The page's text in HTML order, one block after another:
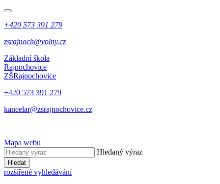
+420 573 391 279
zsrajnoch@volny.cz
Základní škola
Rajnochovice
ZŠRajnochovice
+420 573 391 279
kancelar@zsrajnochovice.cz
Mapa webu
Hledaný výraz
Hledat
rozšířené vyhledávání